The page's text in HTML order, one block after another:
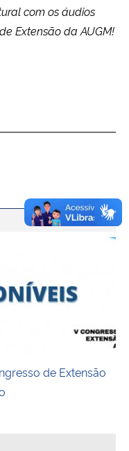
com os áudios
Extensão da AUGM!
de Extensão
do V Congresso de